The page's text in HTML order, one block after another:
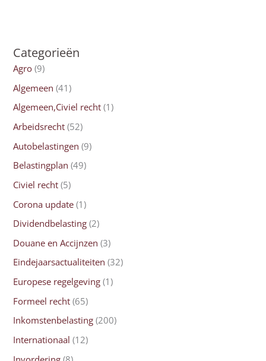
Categorieën
Agro (9)
Algemeen (41)
Algemeen,Civiel recht (1)
Arbeidsrecht (52)
Autobelastingen (9)
Belastingplan (49)
Civiel recht (5)
Corona update (1)
Dividendbelasting (2)
Douane en Accijnzen (3)
Eindejaarsactualiteiten (32)
Europese regelgeving (1)
Formeel recht (65)
Inkomstenbelasting (200)
Internationaal (12)